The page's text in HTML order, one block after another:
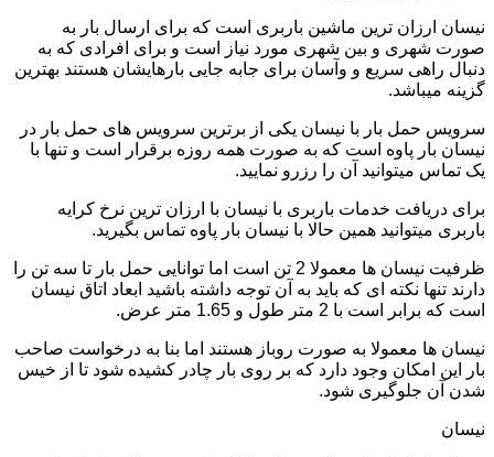
نیسان ارزان ترین ماشین باربری است که برای ارسال بار به
صورت شهری و بین شهری مورد نیاز است و برای افرادی که به
دنبال راهی سریع و وآسان برای جابه جایی بارهایشان هستند بهترین
گزینه میباشد.
سرویس حمل بار با نیسان یکی از برترین سرویس های حمل بار در
نیسان بار پاوه است که به صورت همه روزه برقرار است و تنها با
یک تماس میتوانید آن را رزرو نمایید.
برای دریافت خدمات باربری با نیسان با ارزان ترین نرخ کرایه
باربری میتوانید همین حالا با نیسان بار پاوه تماس بگیرید.
ظرفیت نیسان ها معمولا 2 تن است اما توانایی حمل بار تا سه تن را
دارند تنها نکته ای که باید به آن توجه داشته باشید ابعاد اتاق نیسان
است که برابر است با 2 متر طول و 1.65 متر عرض.
نیسان ها معمولا به صورت روباز هستند اما بنا به درخواست صاحب
بار این امکان وجود دارد که بر روی بار چادر کشیده شود تا از خیس
شدن آن جلوگیری شود.
نیسان